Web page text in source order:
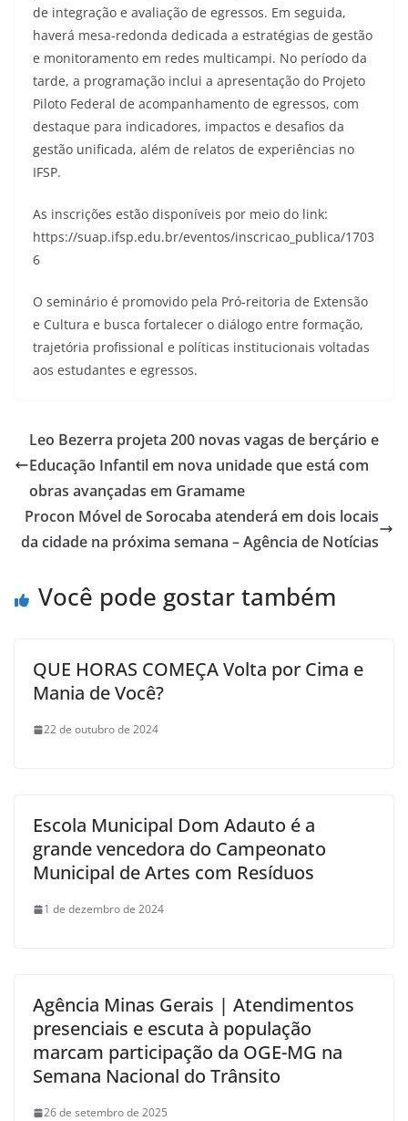
de integração e avaliação de egressos. Em seguida,
haverá mesa-redonda dedicada a estratégias de gestão
e monitoramento em redes multicampi. No período da
tarde, a programação inclui a apresentação do Projeto
Piloto Federal de acompanhamento de egressos, com
destaque para indicadores, impactos e desafios da
gestão unificada, além de relatos de experiências no
IFSP.
As inscrições estão disponíveis por meio do link:
https://suap.ifsp.edu.br/eventos/inscricao_publica/1703
6
O seminário é promovido pela Pró-reitoria de Extensão
e Cultura e busca fortalecer o diálogo entre formação,
trajetória profissional e políticas institucionais voltadas
aos estudantes e egressos.
Leo Bezerra projeta 200 novas vagas de berçário e
Educação Infantil em nova unidade que está com
obras avançadas em Gramame
Procon Móvel de Sorocaba atenderá em dois locais
da cidade na próxima semana – Agência de Notícias
Você pode gostar também
QUE HORAS COMEÇA Volta por Cima e
Mania de Você?
22 de outubro de 2024
Escola Municipal Dom Adauto é a
grande vencedora do Campeonato
Municipal de Artes com Resíduos
1 de dezembro de 2024
Agência Minas Gerais | Atendimentos
presenciais e escuta à população
marcam participação da OGE-MG na
Semana Nacional do Trânsito
26 de setembro de 2025